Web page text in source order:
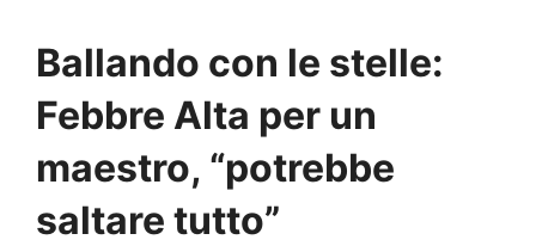
Ballando con le stelle:
Febbre Alta per un
maestro, “potrebbe
saltare tutto”